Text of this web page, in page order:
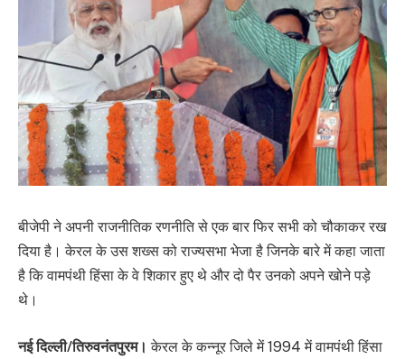
बीजेपी ने अपनी राजनीतिक रणनीति से एक बार फिर सभी को चौकाकर रख
दिया है। केरल के उस शख्स को राज्यसभा भेजा है जिनके बारे में कहा जाता
है कि वामपंथी हिंसा के वे शिकार हुए थे और दो पैर उनको अपने खोने पड़े
थे।
नई दिल्ली/तिरुवनंतपुरम। केरल के कन्नूर जिले में 1994 में वामपंथी हिंसा